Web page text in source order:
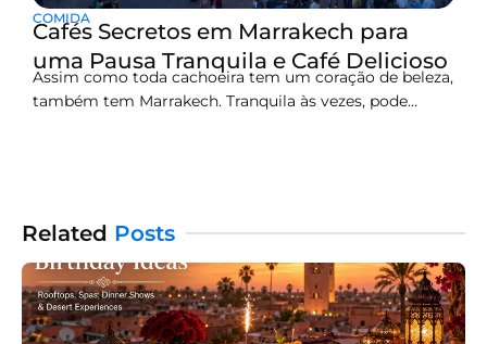
COMIDA
Cafés Secretos em Marrakech para
uma Pausa Tranquila e Café Delicioso
Assim como toda cachoeira tem um coração de beleza,
também tem Marrakech. Tranquila às vezes, pode
Related Posts